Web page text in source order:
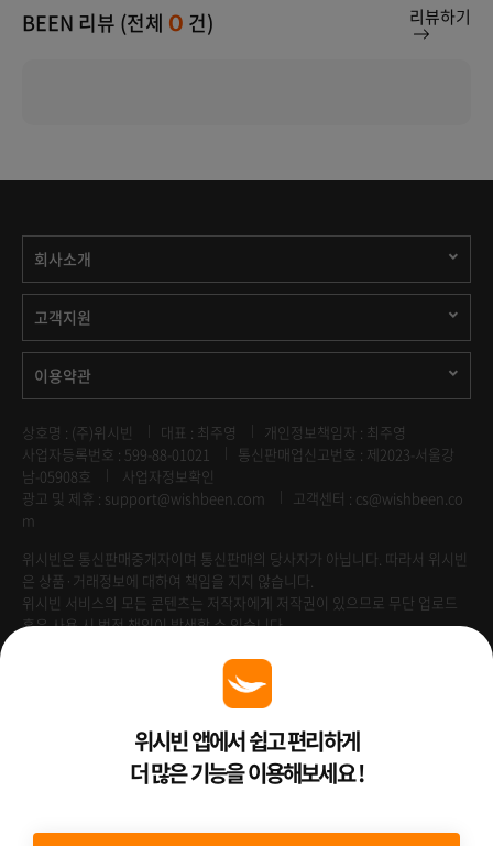
BEEN 리뷰 (전체 0 건) 리뷰하기
회사소개
고객지원
이용약관
상호명 : (주)위시빈 대표 : 최주영
개인정보책임자 : 최주영
사업자등록번호 : 599-88-01021
통신판매업신고번호 : 제2023-서울강
남-05908호
사업자정보확인
광고 및 제휴 : support@wishbeen.com
고객센터 : cs@wishbeen.co
m
위시빈은 통신판매중개자이며 통신판매의 당사자가 아닙니다. 따라서 위시빈
은 상품·거래정보에 대하여 책임을 지지 않습니다.
위시빈 서비스의 모든 콘텐츠는 저작자에게 저작권이 있으므로 무단 업로드
혹은 사용 시 법적 책임이 발생할 수 있습니다.
Venture Enterprise위시빈 앱에서 쉽고 편리하게
더 많은 기능을 이용해보세요 !